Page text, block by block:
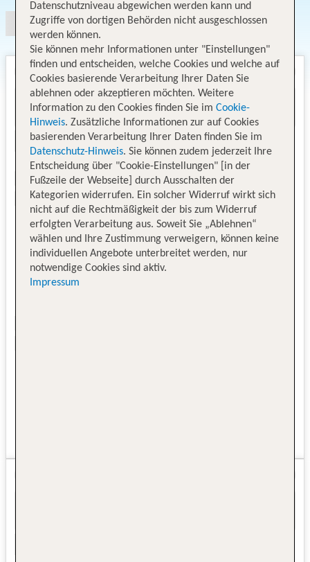
Datenschutzniveau abgewichen werden kann und
Zugriffe von dortigen Behörden nicht ausgeschlossen
werden können.
Sie können mehr Informationen unter "Einstellungen"
finden und entscheiden, welche Cookies und welche auf
Cookies basierende Verarbeitung Ihrer Daten Sie
ablehnen oder akzeptieren möchten. Weitere
Information zu den Cookies finden Sie im Cookie-
Hinweis. Zusätzliche Informationen zur auf Cookies
basierenden Verarbeitung Ihrer Daten finden Sie im
Datenschutz-Hinweis. Sie können zudem jederzeit Ihre
Entscheidung über "Cookie-Einstellungen" [in der
Fußzeile der Webseite] durch Ausschalten der
Kategorien widerrufen. Ein solcher Widerruf wirkt sich
nicht auf die Rechtmäßigkeit der bis zum Widerruf
erfolgten Verarbeitung aus. Soweit Sie „Ablehnen“
wählen und Ihre Zustimmung verweigern, können keine
individuellen Angebote unterbreitet werden, nur
notwendige Cookies sind aktiv.
Impressum